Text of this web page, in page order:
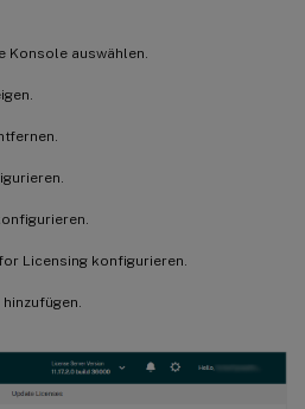
Konsole auswählen.
Licensing konfigurieren.